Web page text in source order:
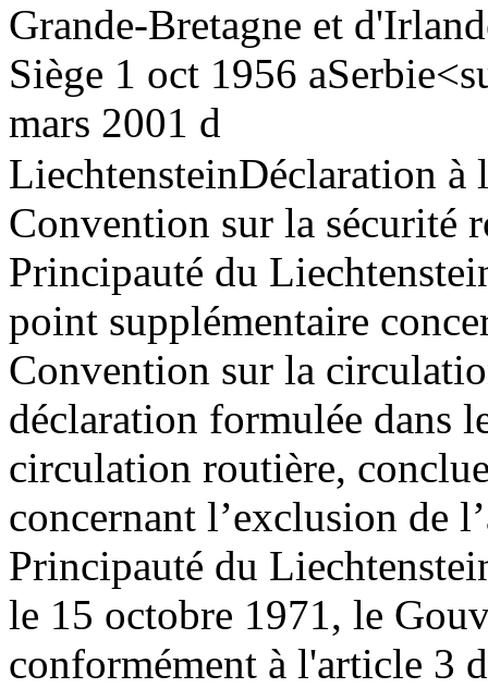
Grande-Bretagne et
Siège 1 oct 1956 a
mars 2001 d
LiechtensteinDéclaration à
Convention sur la sécurité
Principauté du
point supplémentaire
Convention sur la
déclaration formulée dans
circulation routière,
concernant l’exclusion de
Principauté du
le 15 octobre 1971, le
conformément à l'article 3